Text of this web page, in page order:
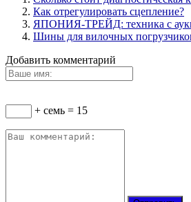
Как отрегулировать сцепление?
ЯПОНИЯ-ТРЕЙД: техника с
Шины для вилочных
Добавить комментарий
+ семь = 15